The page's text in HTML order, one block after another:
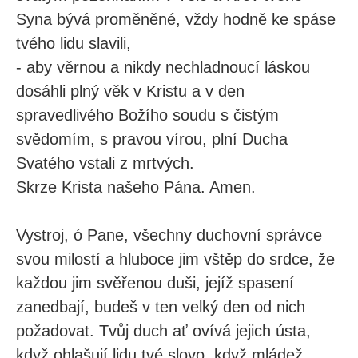
Syna bývá proměněné, vždy hodně ke spáse
tvého lidu slavili,
- aby věrnou a nikdy nechladnoucí láskou
dosáhli plný věk v Kristu a v den
spravedlivého Božího soudu s čistým
svědomím, s pravou vírou, plní Ducha
Svatého vstali z mrtvých.
Skrze Krista našeho Pána. Amen.
Vystroj, ó Pane, všechny duchovní správce
svou milostí a hluboce jim vštěp do srdce, že
každou jim svěřenou duši, jejíž spasení
zanedbají, budeš v ten velký den od nich
požadovat. Tvůj duch ať ovívá jejich ústa,